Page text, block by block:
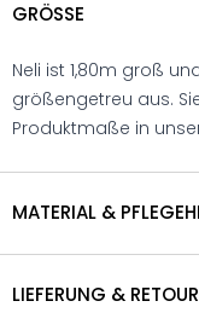
GRÖSSE
Neli ist 1,80m groß
größengetreu aus.
Produktmaße in
MATERIAL &
LIEFERUNG &